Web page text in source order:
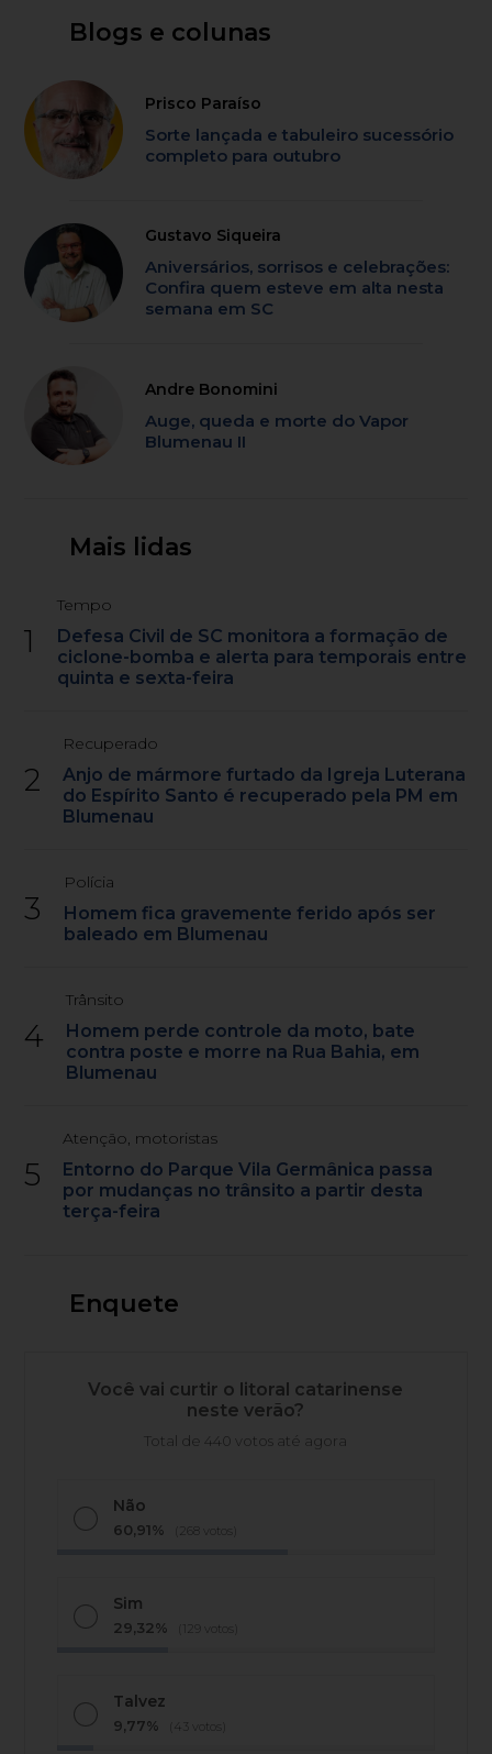
Blogs e colunas
Prisco Paraíso
Sorte lançada e tabuleiro sucessório
completo para outubro
Gustavo Siqueira
Aniversários, sorrisos e celebrações:
Confira quem esteve em alta nesta
semana em SC
Andre Bonomini
Auge, queda e morte do Vapor
Blumenau II
Mais lidas
1
Tempo
Defesa Civil de SC monitora a formação de
ciclone-bomba e alerta para temporais entre
quinta e sexta-feira
2
Recuperado
Anjo de mármore furtado da Igreja Luterana
do Espírito Santo é recuperado pela PM em
Blumenau
3
Polícia
Homem fica gravemente ferido após ser
baleado em Blumenau
4
Trânsito
Homem perde controle da moto, bate
contra poste e morre na Rua Bahia, em
Blumenau
5
Atenção, motoristas
Entorno do Parque Vila Germânica passa
por mudanças no trânsito a partir desta
terça-feira
Enquete
Você vai curtir o litoral catarinense
neste verão?
Total de 440 votos até agora
Não
60,91% (268 votos)
Sim
29,32% (129 votos)
Talvez
9,77% (43 votos)